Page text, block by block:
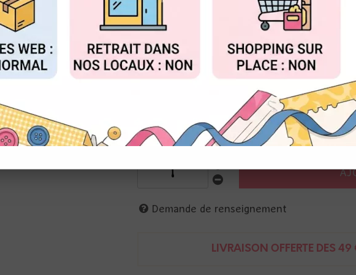
Réf. :11060297
lot de ficelles et ruban dorés
- fil doré = 15 mètres
- fil kraft = 5 mètres
- ficelle dorée et naturel = 15 mètres
5414135078554
Demande de renseignement
LIVRAISON OFFERTE DÈS
ACCEPTER TOUT